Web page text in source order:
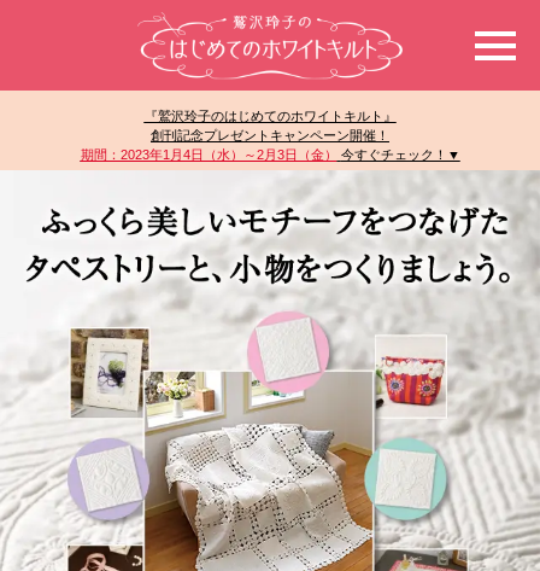
『鷲沢玲子のはじめてのホワイトキルト』
創刊記念プレゼントキャンペーン開催！
期間：2023年1月4日（水）～2月3日（金）
今すぐチェック！▼